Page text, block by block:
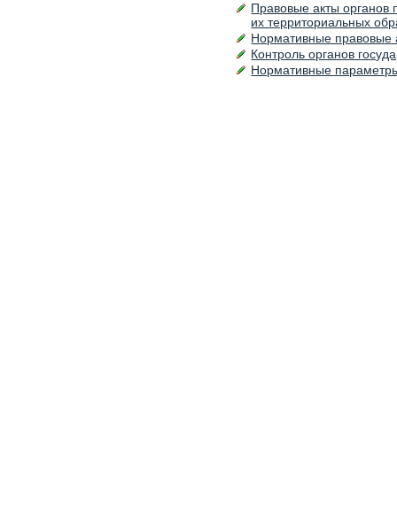
Правовые акты органов
их территориальных
Нормативные правовые
Контроль органов
Нормативные